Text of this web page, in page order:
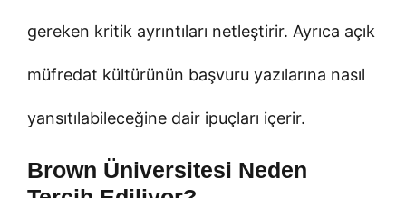
gereken kritik ayrıntıları netleştirir. Ayrıca açık
müfredat kültürünün başvuru yazılarına nasıl
yansıtılabileceğine dair ipuçları içerir.
Brown Üniversitesi Neden